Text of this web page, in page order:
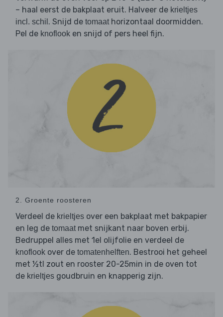
– haal eerst de bakplaat eruit. Halveer de krieltjes
incl. schil . Snijd de tomaat horizontaal doormidden.
Pel de knoflook en snijd of pers heel fijn.
2. Groente roosteren
Verdeel de krieltjes over een bakplaat met bakpapier
en leg de tomaatmet snijkant naar boven erbij.
Bedruppel alles met 1el olijfolie en verdeel de
knoflook over de tomatenhelften. Bestrooi het geheel
met ½tl zout en rooster 20-25min in de oven tot
de krieltjes goudbruin en knapperig zijn.